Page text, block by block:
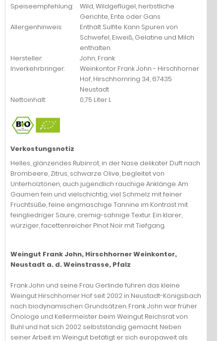
Speiseempfehlung:
Wild, Wildgeflügel, herbstliche
Gerichte, Ente oder Gans
Allergenhinweis:
Enthält Sulfite. Kann Spuren von
Schwefel, Eiweiß, Gelatine und Milch
enthalten.
Hersteller:
John, Frank
Inverkehrbringer:
Weinkontor Frank John - Hirschhorner
Hof, Hirschhornring 34, 67435
Neustadt
Nettoinhalt:
0,75 Liter L
Verkostungsnotiz
Helles, glänzendes Rubinrot, in der Nase delikater Duft nach
Brombeere, Zitrus, schwarze Olive, begleitet von
Unterholztönen, auch jugendlich rauchige Anklänge. Am
Gaumen fein und vielschichtig, viel Schmelz mit feiner
Fruchtsüße, feine engmaschige Tannine im Kontrast mit
feingliedriger Säure, cremig-sahnige Textur. Ein klarer,
würziger, facettenreicher Pinot Noir mit Tiefgang.
Weingut Frank John, Hirschhorner Weinkontor,
Neustadt a. d. Weinstrasse, Pfalz
Frank John und seine Frau Gerlinde führen das kleine
Weingut Hirschhorner Hof seit 2002 in Neustadt-Königsbach
nach biodynamischen Grundsätzen. Frank John war früher
Önologe und Kellermeister beim Weingut Reichsrat von
Buhl und hat sich 2002 selbstständig gemacht. Neben
seiner Arbeit im Weingut betätigt er sich europaweit als